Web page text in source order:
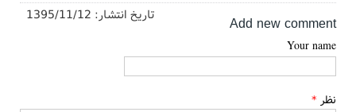
تاریخ انتشار: 1395/11/12 Add new comment
Your name
نظر *